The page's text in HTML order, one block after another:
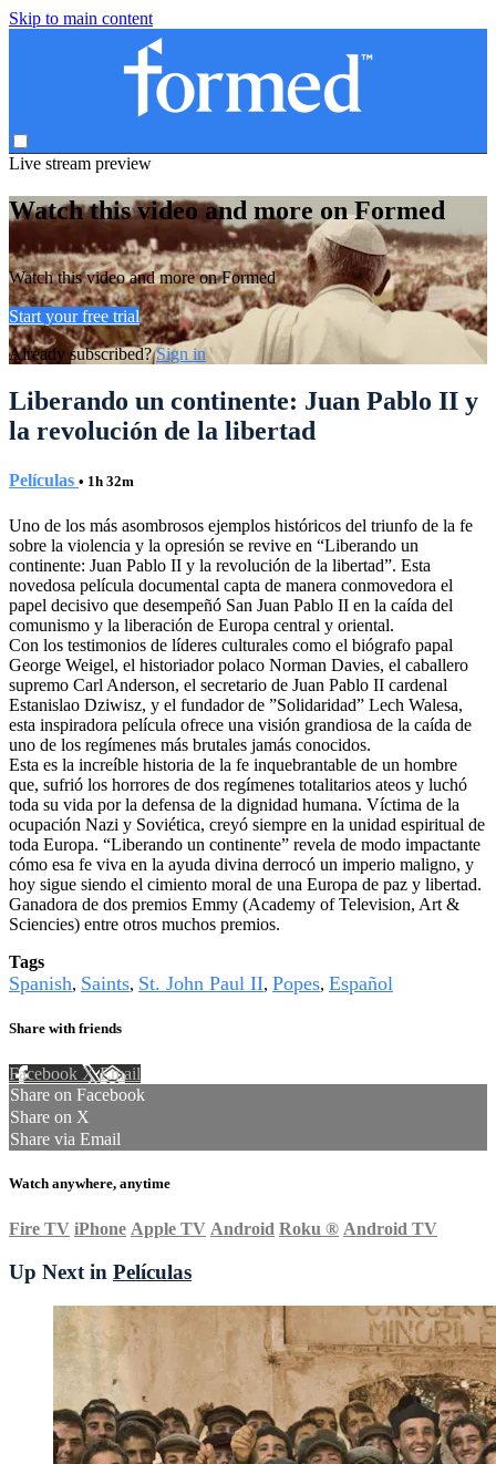
Skip to main content
Live stream preview
Watch this video and more on Formed
Watch this video and more on Formed
Start your free trial
Already subscribed?Sign in
Liberando un continente: Juan Pablo II y
la revolución de la libertad
Películas • 1h 32m
Uno de los más asombrosos ejemplos históricos del triunfo de la fe
sobre la violencia y la opresión se revive en “Liberando un
continente: Juan Pablo II y la revolución de la libertad”. Esta
novedosa película documental capta de manera conmovedora el
papel decisivo que desempeñó San Juan Pablo II en la caída del
comunismo y la liberación de Europa central y oriental.
Con los testimonios de líderes culturales como el biógrafo papal
George Weigel, el historiador polaco Norman Davies, el caballero
supremo Carl Anderson, el secretario de Juan Pablo II cardenal
Estanislao Dziwisz, y el fundador de ”Solidaridad” Lech Walesa,
esta inspiradora película ofrece una visión grandiosa de la caída de
uno de los regímenes más brutales jamás conocidos.
Esta es la increíble historia de la fe inquebrantable de un hombre
que, sufrió los horrores de dos regímenes totalitarios ateos y luchó
toda su vida por la defensa de la dignidad humana. Víctima de la
ocupación Nazi y Soviética, creyó siempre en la unidad espiritual de
toda Europa. “Liberando un continente” revela de modo impactante
cómo esa fe viva en la ayuda divina derrocó un imperio maligno, y
hoy sigue siendo el cimiento moral de una Europa de paz y libertad.
Ganadora de dos premios Emmy (Academy of Television, Art &
Sciencies) entre otros muchos premios.
Tags
Spanish, Saints, St. John Paul II, Popes, Español
Share with friends
Facebook XEmail
Share on Facebook
Share on X
Share via Email
Watch anywhere, anytime
Fire TV iPhone Apple TV Android Roku ® Android TV
Up Next in Películas